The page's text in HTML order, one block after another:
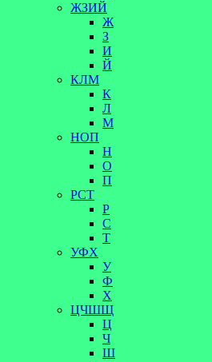
ЖЗИЙ
Ж
З
И
Й
КЛМ
К
Л
М
НОП
Н
О
П
РСТ
Р
С
Т
УФХ
У
Ф
Х
ЦЧШЩ
Ц
Ч
Ш